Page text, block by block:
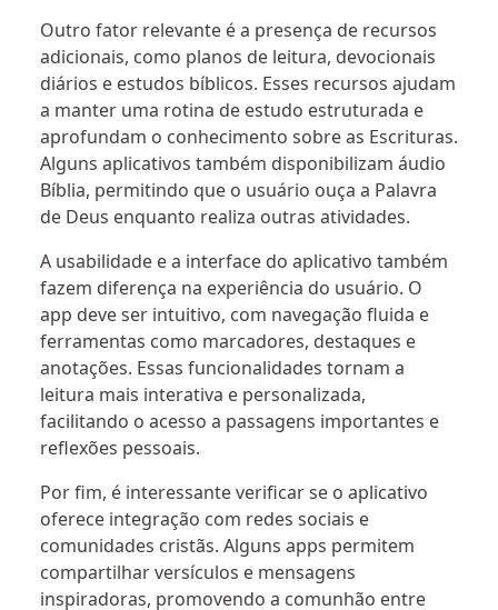
Outro fator relevante é a presença de recursos
adicionais, como planos de leitura, devocionais
diários e estudos bíblicos. Esses recursos ajudam
a manter uma rotina de estudo estruturada e
aprofundam o conhecimento sobre as Escrituras.
Alguns aplicativos também disponibilizam áudio
Bíblia, permitindo que o usuário ouça a Palavra
de Deus enquanto realiza outras atividades.
A usabilidade e a interface do aplicativo também
fazem diferença na experiência do usuário. O
app deve ser intuitivo, com navegação fluida e
ferramentas como marcadores, destaques e
anotações. Essas funcionalidades tornam a
leitura mais interativa e personalizada,
facilitando o acesso a passagens importantes e
reflexões pessoais.
Por fim, é interessante verificar se o aplicativo
oferece integração com redes sociais e
comunidades cristãs. Alguns apps permitem
compartilhar versículos e mensagens
inspiradoras, promovendo a comunhão entre